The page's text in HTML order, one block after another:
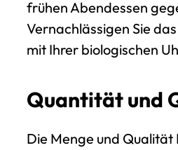
frühen Abendessen
Vernachlässigen Sie
mit Ihrer biologischen
Quantität und
Die Menge und